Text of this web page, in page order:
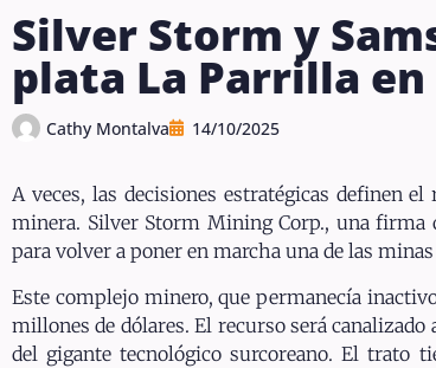
Silver Storm y
plata La Parrilla
Cathy Montalva 14/10/2025
A veces, las decisiones estratégicas definen
minera. Silver Storm Mining Corp., una firma
para volver a poner en marcha una de las
Este complejo minero, que permanecía
millones de dólares. El recurso será
del gigante tecnológico surcoreano. El trato